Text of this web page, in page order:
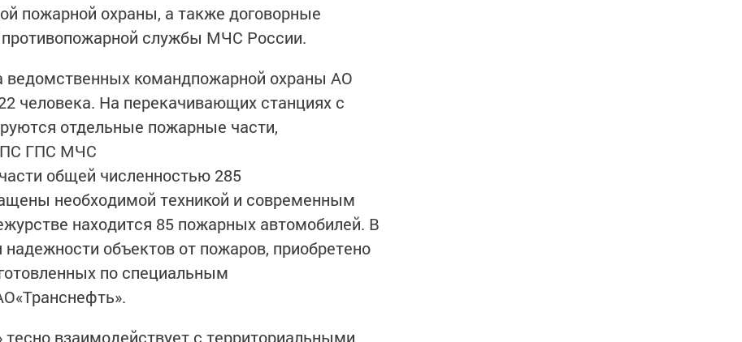
пожарной охраны, а также договорные
службы МЧС России.
ведомственных командпожарной охраны АО
человека. На перекачивающих станциях с
отдельные пожарные части,
ГПС МЧС
общей численностью 285
необходимой техникой и современным
находится 85 пожарных автомобилей. В
объектов от пожаров, приобретено
по специальным
взаимодействует с территориальными